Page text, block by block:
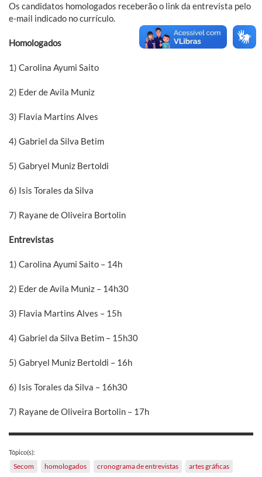
Os candidatos homologados receberão o link da entrevista pelo
e-mail indicado no currículo.
Homologados
1) Carolina Ayumi Saito
2) Eder de Avila Muniz
3) Flavia Martins Alves
4) Gabriel da Silva Betim
5) Gabryel Muniz Bertoldi
6) Isis Torales da Silva
7) Rayane de Oliveira Bortolin
Entrevistas
1) Carolina Ayumi Saito – 14h
2) Eder de Avila Muniz – 14h30
3) Flavia Martins Alves – 15h
4) Gabriel da Silva Betim – 15h30
5) Gabryel Muniz Bertoldi – 16h
6) Isis Torales da Silva – 16h30
7) Rayane de Oliveira Bortolin – 17h
Tópico(s):
Secom homologados cronograma de entrevistas artes gráficas